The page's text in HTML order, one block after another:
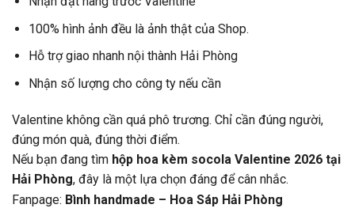
100% hình ảnh đều là ảnh thật của Shop.
Hỗ trợ giao nhanh nội thành Hải Phòng
Nhận số lượng cho công ty nếu cần
Valentine không cần quá phô trương. Chỉ cần đúng người,
đúng món quà, đúng thời điểm.
Nếu bạn đang tìm hộp hoa kèm socola Valentine 2026 tại
Hải Phòng, đây là một lựa chọn đáng để cân nhắc.
Fanpage: Bình handmade – Hoa Sáp Hải Phòng